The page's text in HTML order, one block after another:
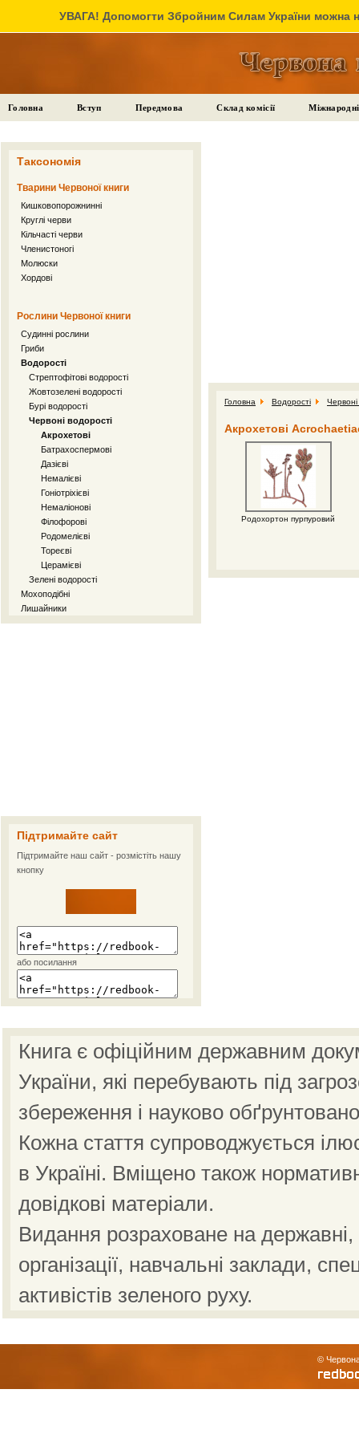
УВАГА! Допомогти Збройним Силам України можна
Головна Вступ Передмова Склад комісії
Таксономія
Тварини Червоної книги
Кишковопорожнинні
Круглі черви
Кільчасті черви
Членистоногі
Молюски
Хордові
Рослини Червоної книги
Судинні рослини
Гриби
Водорості
Стрептофітові водорості
Жовтозелені водорості
Бурі водорості
Червоні водорості
Акрохетові
Батрахоспермові
Дазієві
Немалієві
Гоніотріхієві
Немаліoнові
Філофорові
Родомелієві
Тореєві
Церамієві
Зелені водорості
Мохоподібні
Лишайники
Підтримайте сайт
Підтримайте наш сайт - розмістіть нашу
кнопку
або посилання
Головна Водорості Червоні
Акрохетові
Родохортон пурпуровий
Книга є офіційним державним
України, які перебувають під
збереження і науково
Кожна стаття супроводжується
в Україні. Вміщено також
довідкові матеріали.
Видання розраховане на державні,
організації, навчальні заклади,
активістів зеленого руху.
©